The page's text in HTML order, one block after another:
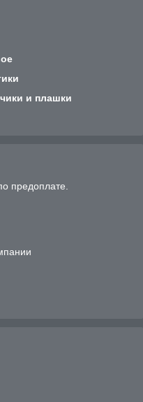
и плашки
предоплате.